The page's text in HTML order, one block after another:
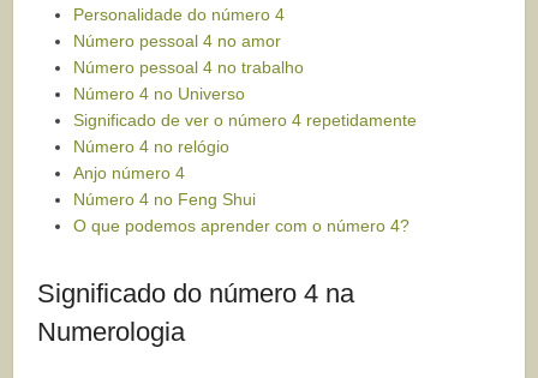
Personalidade do número 4
Número pessoal 4 no amor
Número pessoal 4 no trabalho
Número 4 no Universo
Significado de ver o número 4 repetidamente
Número 4 no relógio
Anjo número 4
Número 4 no Feng Shui
O que podemos aprender com o número 4?
Significado do número 4 na
Numerologia